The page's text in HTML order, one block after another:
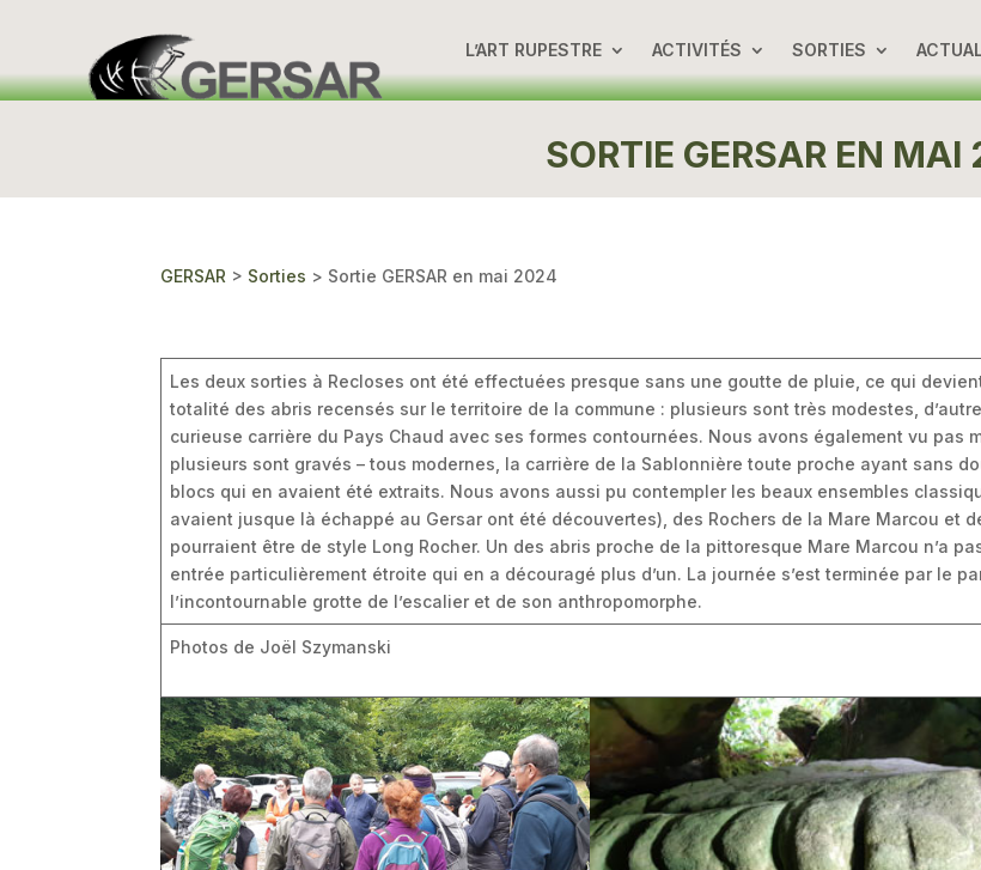
L’ART RUPESTRE ACTIVITÉS SORTIES
SORTIE GERSAR EN
GERSAR > Sorties > Sortie GERSAR en mai 2024
Les deux sorties à Recloses ont été effectuées presque sans une goutte de pluie, ce qui
totalité des abris recensés sur le territoire de la commune : plusieurs sont très modestes,
curieuse carrière du Pays Chaud avec ses formes contournées. Nous avons également vu pas
plusieurs sont gravés – tous modernes, la carrière de la Sablonnière toute proche ayant sans
blocs qui en avaient été extraits. Nous avons aussi pu contempler les beaux ensembles
avaient jusque là échappé au Gersar ont été découvertes), des Rochers de la Mare Marcou et
pourraient être de style Long Rocher. Un des abris proche de la pittoresque Mare Marcou n’a
entrée particulièrement étroite qui en a découragé plus d’un. La journée s’est terminée par le
l’incontournable grotte de l’escalier et de son anthropomorphe.
Photos de Joël Szymanski